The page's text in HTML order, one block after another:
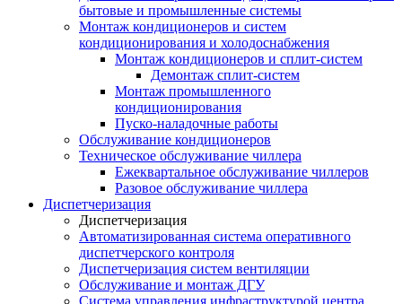
бытовые и промышленные системы
Монтаж кондиционеров и систем
кондиционирования и холодоснабжения
Монтаж кондиционеров и сплит-систем
Демонтаж сплит-систем
Монтаж промышленного
кондиционирования
Пуско-наладочные работы
Обслуживание кондиционеров
Техническое обслуживание чиллера
Ежеквартальное обслуживание чиллеров
Разовое обслуживание чиллера
Диспетчеризация
Диспетчеризация
Автоматизированная система оперативного
диспетчерского контроля
Диспетчеризация систем вентиляции
Обслуживание и монтаж ДГУ
Система управления инфраструктурой центра